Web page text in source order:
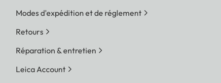
Plage de mesure
A température ambiante
ISO 200, à ouverture 1.0
Modes d'expédition et de réglement
Retours
Réparation & entretien
Leica Account